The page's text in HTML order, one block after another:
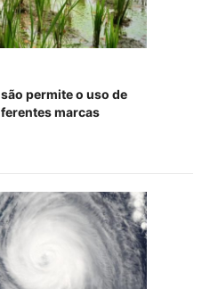
permite o uso de
marcas